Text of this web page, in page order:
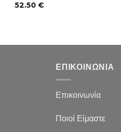
52.50 €
ΕΠΙΚΟΙΝΩΝΙΑ
Επικοινωνία
Ποιοί Είμαστε